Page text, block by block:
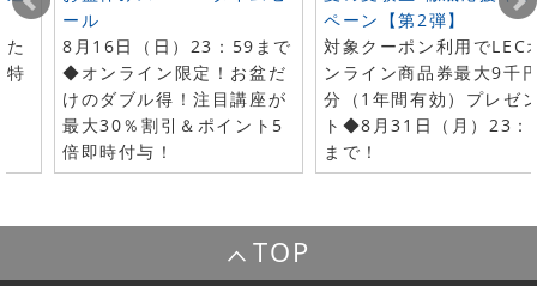
特
ール
8月16日（日）23：59まで
◆オンライン限定！お盆だ
けのダブル得！注目講座が
最大30％割引＆ポイント5
倍即時付与！
ペーン【第2弾】
対象クーポン利用でLEC
ンライン商品券最大9千
分（1年間有効）プレゼ
ト◆8月31日（月）23：
まで！
TOP